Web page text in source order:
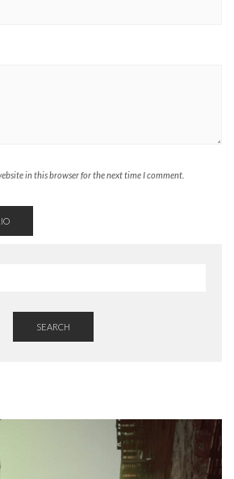
in this browser for the next time I comment.
SEARCH